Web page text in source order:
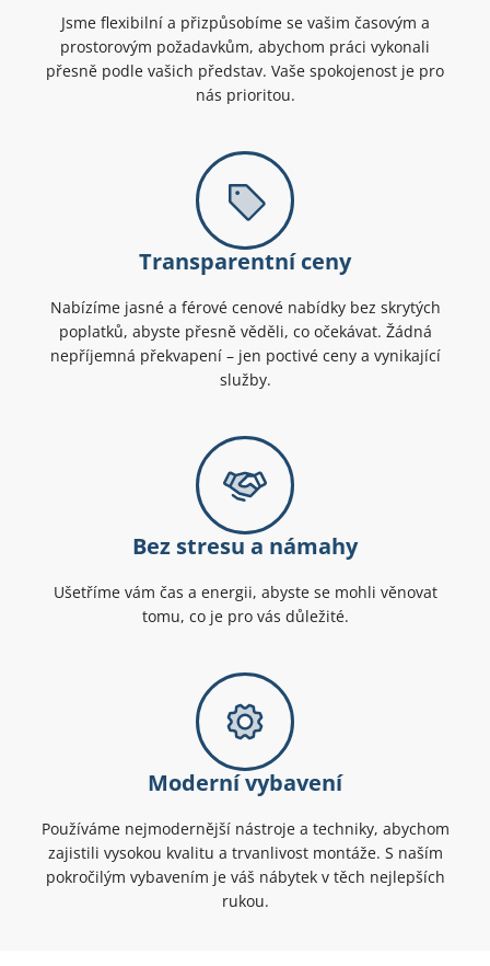
Jsme flexibilní a přizpůsobíme se vašim časovým a
prostorovým požadavkům, abychom práci vykonali
přesně podle vašich představ. Vaše spokojenost je pro
nás prioritou.
Transparentní ceny
Nabízíme jasné a férové cenové nabídky bez skrytých
poplatků, abyste přesně věděli, co očekávat. Žádná
nepříjemná překvapení – jen poctivé ceny a vynikající
služby.
Bez stresu a námahy
Ušetříme vám čas a energii, abyste se mohli věnovat
tomu, co je pro vás důležité.
Moderní vybavení
Používáme nejmodernější nástroje a techniky, abychom
zajistili vysokou kvalitu a trvanlivost montáže. S naším
pokročilým vybavením je váš nábytek v těch nejlepších
rukou.